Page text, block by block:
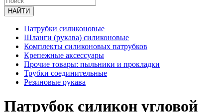
НАЙТИ
Патрубки силиконовые
Шланги (рукава) силиконовые
Комплекты силиконовых патрубков
Крепежные аксессуары
Прочие товары: пыльники и прокладки
Трубки соединительные
Резиновые рукава
Патрубок силикон угловой